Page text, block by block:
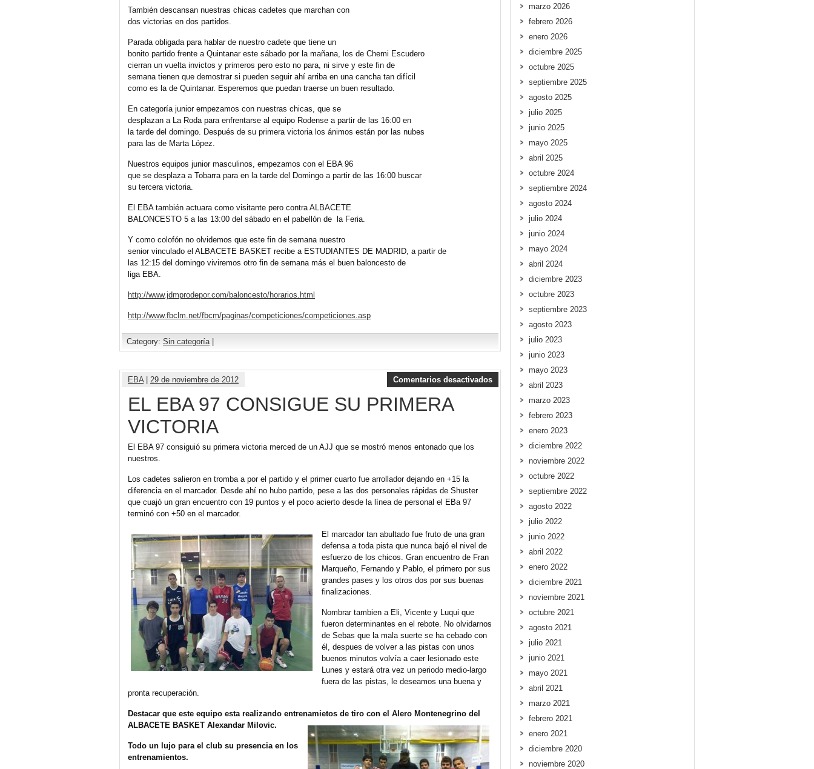
También descansan nuestras chicas cadetes que marchan con
dos victorias en dos partidos.
Parada obligada para hablar de nuestro cadete que tiene un
bonito partido frente a Quintanar este sábado por la mañana, los de Chemi Escudero
cierran un vuelta invictos y primeros pero esto no para, ni sirve y este fin de
semana tienen que demostrar si pueden seguir ahí arriba en una cancha tan difícil
como es la de Quintanar. Esperemos que puedan traerse un buen resultado.
En categoría junior empezamos con nuestras chicas, que se
desplazan a La Roda para enfrentarse al equipo Rodense a partir de las 16:00 en
la tarde del domingo. Después de su primera victoria los ánimos están por las nubes
para las de Marta López.
Nuestros equipos junior masculinos, empezamos con el EBA 96
que se desplaza a Tobarra para en la tarde del Domingo a partir de las 16:00 buscar
su tercera victoria.
El EBA también actuara como visitante pero contra ALBACETE
BALONCESTO 5 a las 13:00 del sábado en el pabellón de la Feria.
Y como colofón no olvidemos que este fin de semana nuestro
senior vinculado el ALBACETE BASKET recibe a ESTUDIANTES DE MADRID, a partir de
las 12:15 del domingo viviremos otro fin de semana más el buen baloncesto de
liga EBA.
http://www.jdmprodepor.com/baloncesto/horarios.html
http://www.fbclm.net/fbcm/paginas/competiciones/competiciones.asp
Category: Sin categoría|
EBA| 29 de noviembre de 2012 Comentarios desactivados
EL EBA 97 CONSIGUE SU PRIMERA
VICTORIA
El EBA 97 consiguió su primera victoria merced de un AJJ que se mostró menos entonado que los
nuestros.
Los cadetes salieron en tromba a por el partido y el primer cuarto fue arrollador dejando en +15 la
diferencia en el marcador. Desde ahí no hubo partido, pese a las dos personales rápidas de Shuster
que cuajó un gran encuentro con 19 puntos y el poco acierto desde la línea de personal el EBa 97
terminó con +50 en el marcador.
El marcador tan abultado fue fruto de una gran
defensa a toda pista que nunca bajó el nivel de
esfuerzo de los chicos. Gran encuentro de Fran
Marqueño, Fernando y Pablo, el primero por sus
grandes pases y los otros dos por sus buenas
finalizaciones.
Nombrar tambien a Eli, Vicente y Luqui que
fueron determinantes en el rebote. No olvidarnos
de Sebas que la mala suerte se ha cebado con
él, despues de volver a las pistas con unos
buenos minutos volvía a caer lesionado este
Lunes y estará otra vez un periodo medio-largo
fuera de las pistas, le deseamos una buena y
pronta recuperación.
Destacar que este equipo esta realizando entrenamietos de tiro con el Alero Montenegrino del
ALBACETE BASKET Alexandar Milovic.
Todo un lujo para el club su presencia en los
entrenamientos.
marzo 2026
febrero 2026
enero 2026
diciembre 2025
octubre 2025
septiembre 2025
agosto 2025
julio 2025
junio 2025
mayo 2025
abril 2025
octubre 2024
septiembre 2024
agosto 2024
julio 2024
junio 2024
mayo 2024
abril 2024
diciembre 2023
octubre 2023
septiembre 2023
agosto 2023
julio 2023
junio 2023
mayo 2023
abril 2023
marzo 2023
febrero 2023
enero 2023
diciembre 2022
noviembre 2022
octubre 2022
septiembre 2022
agosto 2022
julio 2022
junio 2022
abril 2022
enero 2022
diciembre 2021
noviembre 2021
octubre 2021
agosto 2021
julio 2021
junio 2021
mayo 2021
abril 2021
marzo 2021
febrero 2021
enero 2021
diciembre 2020
noviembre 2020